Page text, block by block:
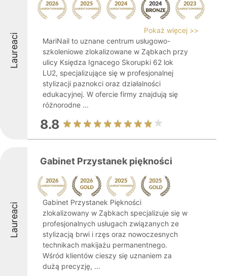
Laureaci
Pokaż więcej >>
MariNail to uznane centrum usługowo-
szkoleniowe zlokalizowane w Ząbkach przy
ulicy Księdza Ignacego Skorupki 62 lok
LU2, specjalizujące się w profesjonalnej
stylizacji paznokci oraz działalności
edukacyjnej. W ofercie firmy znajdują się
różnorodne ...
8.8
Laureaci
Gabinet Przystanek piękności
Gabinet Przystanek Piękności
zlokalizowany w Ząbkach specjalizuje się w
profesjonalnych usługach związanych ze
stylizacją brwi i rzęs oraz nowoczesnych
technikach makijażu permanentnego.
Wśród klientów cieszy się uznaniem za
dużą precyzję, ...